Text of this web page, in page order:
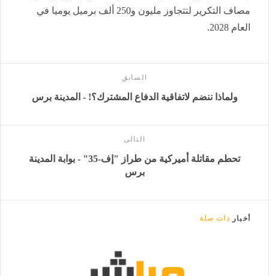
مصاف التكرير لتتجاوز مليون و250 ألف برميل يوميا في
العام 2028.
السابق
ولماذا ننضم لاتفاقية الدفاع المشترك؟! - المدينة برس
التالى
تحطم مقاتلة أميركية من طراز "إف-35" - بوابة المدينة
برس
أخبار ذات صلة